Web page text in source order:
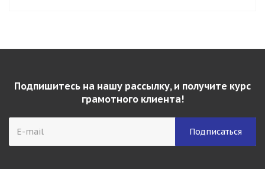
Подпишитесь на нашу рассылку, и получите курс
грамотного клиента!